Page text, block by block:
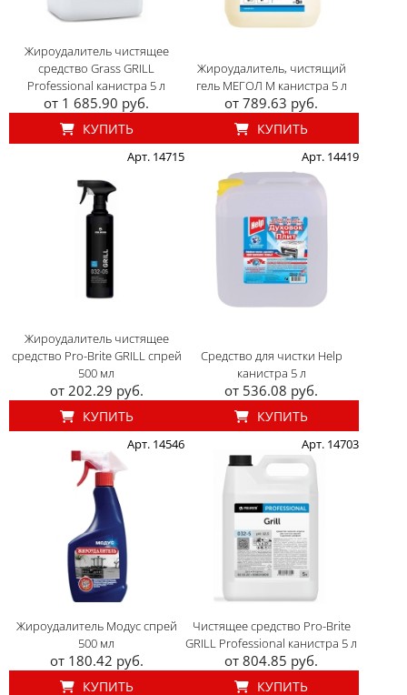
Жироудалитель чистящее
средство Grass GRILL
Professional канистра 5 л
от 1 685.90 руб.
КУПИТЬ
Жироудалитель, чистящий
гель МЕГОЛ М канистра 5 л
от 789.63 руб.
КУПИТЬ
Арт. 14715
Жироудалитель чистящее
средство Pro-Brite GRILL спрей
500 мл
от 202.29 руб.
КУПИТЬ
Арт. 14419
Средство для чистки Help
канистра 5 л
от 536.08 руб.
КУПИТЬ
Арт. 14546
Жироудалитель Модус спрей
500 мл
от 180.42 руб.
КУПИТЬ
Арт. 14703
Чистящее средство Pro-Brite
GRILL Professional канистра 5 л
от 804.85 руб.
КУПИТЬ